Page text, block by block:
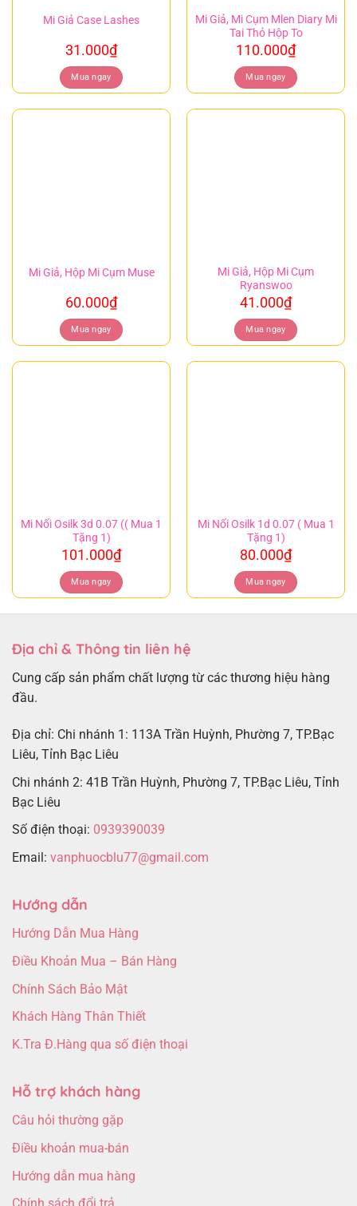
Mi Giả Case Lashes
31.000₫
Mua ngay
Mi Giả, Mi Cụm Mlen Diary Mi
Tai Thỏ Hộp To
110.000₫
Mua ngay
Mi Giả, Hộp Mi Cụm Muse
60.000₫
Mua ngay
Mi Giả, Hộp Mi Cụm
Ryanswoo
41.000₫
Mua ngay
Mi Nối Osilk 3d 0.07 (( Mua 1
Tặng 1)
101.000₫
Mua ngay
Mi Nối Osilk 1d 0.07 ( Mua 1
Tặng 1)
80.000₫
Mua ngay
Địa chỉ & Thông tin liên hệ
Cung cấp sản phẩm chất lượng từ các thương hiệu hàng
đầu.
Địa chỉ: Chi nhánh 1: 113A Trần Huỳnh, Phường 7, TP.Bạc
Liêu, Tỉnh Bạc Liêu
Chi nhánh 2: 41B Trần Huỳnh, Phường 7, TP.Bạc Liêu, Tỉnh
Bạc Liêu
Số điện thoại: 0939390039
Email: vanphuocblu77@gmail.com
Hướng dẫn
Hướng Dẫn Mua Hàng
Điều Khoản Mua – Bán Hàng
Chính Sách Bảo Mật
Khách Hàng Thân Thiết
K.Tra Đ.Hàng qua số điện thoại
Hỗ trợ khách hàng
Câu hỏi thường gặp
Điều khoản mua-bán
Hướng dẫn mua hàng